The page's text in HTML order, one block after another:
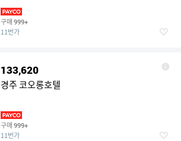
구매 999+
11번가
133,620
경주 코오롱호텔
구매 999+
11번가